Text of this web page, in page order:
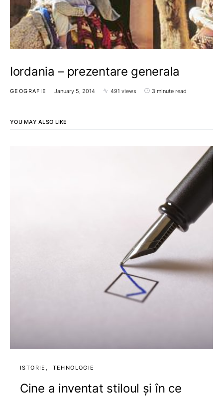
Iordania – prezentare generala
GEOGRAFIE January 5, 2014 491 views 3 minute read
YOU MAY ALSO LIKE
ISTORIE TEHNOLOGIE
Cine a inventat stiloul și în ce